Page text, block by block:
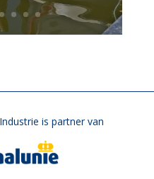
is partner van